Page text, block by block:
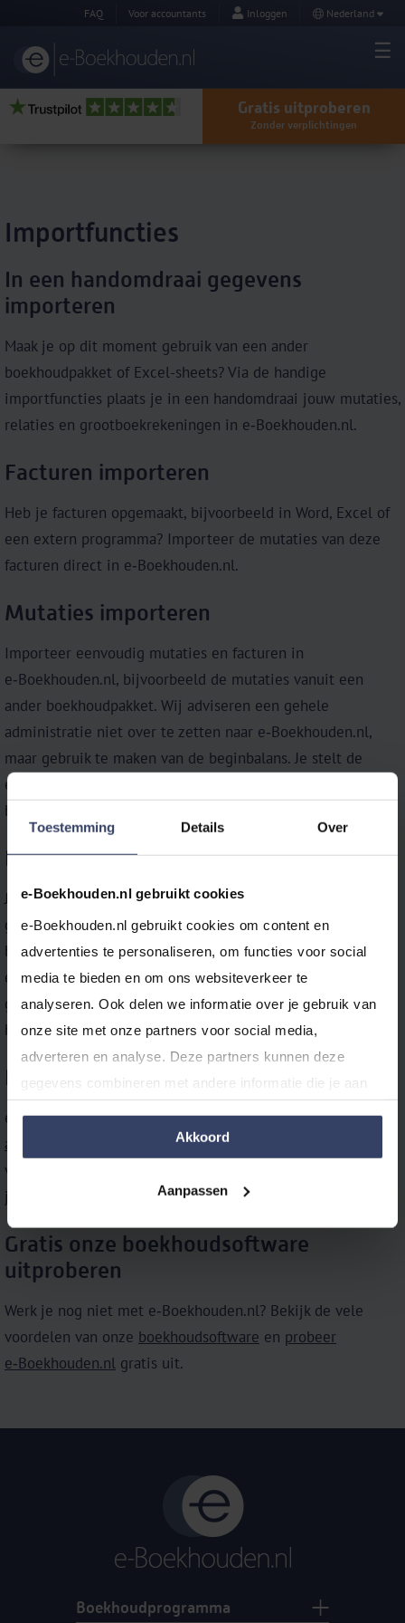
Toestemming Details Over
e-Boekhouden.nl gebruikt cookies
e-Boekhouden.nl gebruikt cookies om content en
advertenties te personaliseren, om functies voor social
media te bieden en om ons websiteverkeer te
analyseren. Ook delen we informatie over je gebruik van
onze site met onze partners voor social media,
adverteren en analyse. Deze partners kunnen deze
gegevens combineren met andere informatie die je aan
van jouw gebruik van hun services.
Akkoord
Aanpassen
FAQ Voor accountants Inloggen Nederland
Gratis uitproberen
Zonder verplichtingen
Importfuncties
In een handomdraai gegevens
importeren
Maak je op dit moment gebruik van een ander
boekhoudpakket of Excel-sheets? Via de handige
importfuncties plaats je in een handomdraai jouw mutaties,
relaties en grootboekrekeningen in e‑Boekhouden.nl.
Facturen importeren
Heb je facturen opgemaakt, bijvoorbeeld in Word, Excel of
een extern programma? Importeer de mutaties van deze
facturen direct in e‑Boekhouden.nl.
Mutaties importeren
Importeer eenvoudig mutaties en facturen in
e‑Boekhouden.nl, bijvoorbeeld de mutaties vanuit een
ander boekhoudpakket. Wij adviseren een gehele
administratie niet over te zetten naar e‑Boekhouden.nl,
maar gebruik te maken van de beginbalans. Je stelt de
eindbalans van jouw vorige boekhoudpakket dan als
beginbalans in bij e‑Boekhouden.nl.
Importfunctie grootboekrekeningen
Je importeert ook gemakkelijk jouw lijsten met
grootboekrekeningen in e‑Boekhouden.nl. Selecteer je
bestand (.csv, .xls of .xlsx), ken per kolom de
eigenschappen toe (code, omschrijving en categorie) en je
grootboekrekeningen zijn geïmporteerd in jouw
boekhouding.
Importfuncties en koppelingen
e‑Boekhouden.nl heeft diverse importfuncties en
automatische koppelingenom jouw administratie nóg
verder te automatiseren. Zodat je nog meer tijd hebt voor
jouw
vereniging of stichting .
Gratis onze boekhoudsoftware
uitproberen
Werk je nog niet met e‑Boekhouden.nl? Bekijk de vele
voordelen van onze boekhoudsoftware en probeer
e‑Boekhouden.nl gratis uit.
Boekhoudprogramma